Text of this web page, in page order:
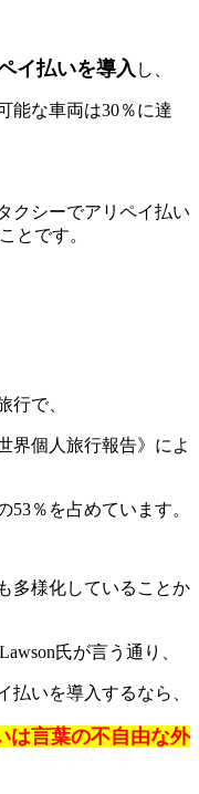
イ払いを導入 し、
能な車両は30％に達
クシーでアリペイ払い
とです。
行で、
界個人旅行報告》によ
53％を占めています。
多様化していることか
氏が言う通り、
払いを導入するなら、
は言葉の不自由な外